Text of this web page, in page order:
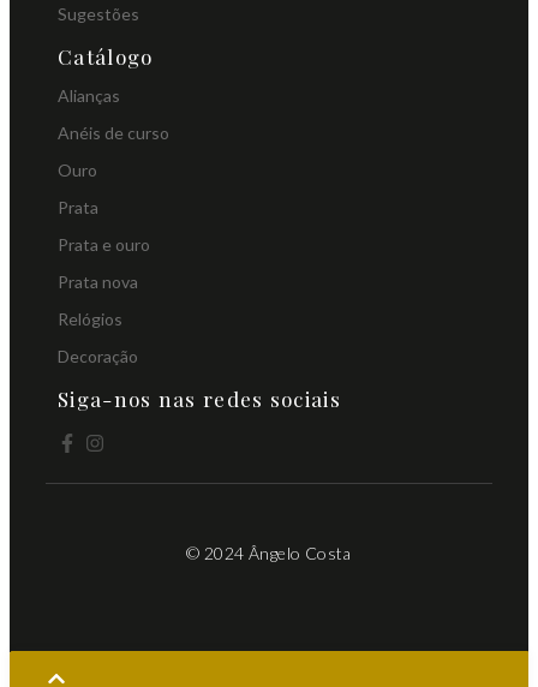
Sugestões
Catálogo
Alianças
Anéis de curso
Ouro
Prata
Prata e ouro
Prata nova
Relógios
Decoração
Siga-nos nas redes sociais
© 2024 Ângelo Costa